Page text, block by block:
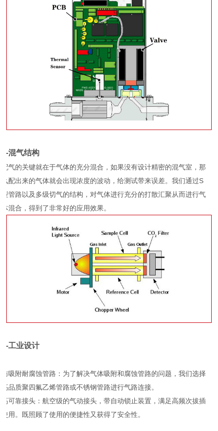
2-混气结构
配气的关键就在于气体的充分混合，如果没有设计精密的混气室，那
么配出来的气体就会出现浓度的波动，给测试带来误差。我们通过S
型管路以及多级切气的结构，对气体进行充分的打散汇聚从而进行气
体混合，得到了非常好的应用效果。
3-工业设计
防吸附耐腐蚀管路：为了解决气体吸附和腐蚀管路的问题，我们选择
高品质聚四氟乙烯管路或不锈钢管路进行气路连接。
高可靠接头：航空级的气动接头，带自动锁止装置，满足高频次拔插
使用。既照顾了使用的便捷性又获得了安全性。